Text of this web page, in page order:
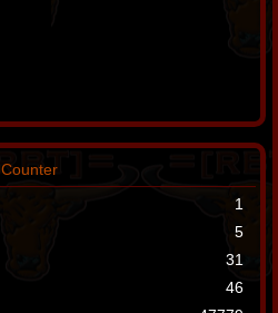
Counter
1
5
31
46